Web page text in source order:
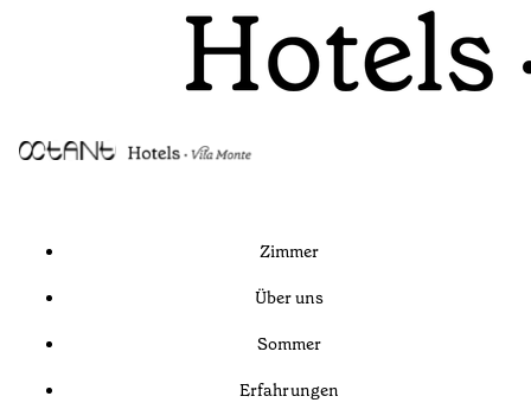
Zimmer
Über uns
Sommer
Erfahrungen